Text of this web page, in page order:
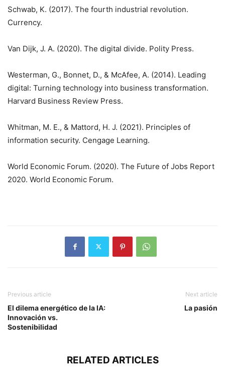
Schwab, K. (2017). The fourth industrial revolution.
Currency.
Van Dijk, J. A. (2020). The digital divide. Polity Press.
Westerman, G., Bonnet, D., & McAfee, A. (2014). Leading
digital: Turning technology into business transformation.
Harvard Business Review Press.
Whitman, M. E., & Mattord, H. J. (2021). Principles of
information security. Cengage Learning.
World Economic Forum. (2020). The Future of Jobs Report
2020. World Economic Forum.
Previous article
El dilema energético de la IA:
Innovación vs.
Sostenibilidad
Next article
La pasión
RELATED ARTICLES